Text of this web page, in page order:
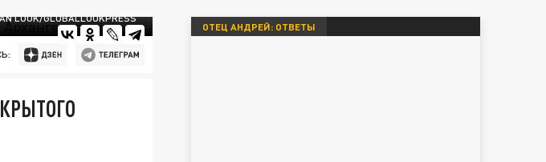
LOOK/GLOBALLOOKPRESS
ОТЕЦ АНДРЕЙ: ОТВЕТЫ